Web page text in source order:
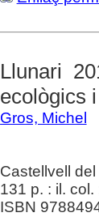
Llunari
ecològics
Gros, Michel
Castellvell
131 p. : il. col.
ISBN